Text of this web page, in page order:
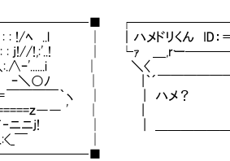
: !/ﾍ ..l │ ｜ハメドリくん ID：
j i : : : j!//!,:'..! │ └ｧ ＿,rー
'_ノ..＼:.∧ｰ'......i │ ＼〈
ｰ＼○ﾉ │ |｀´￣￣￣￣￣￣￣￣
z=＝￣￣￣￣｀ヽ │ | ハメ？
ﾐｰ=====ｚ―― ' │ |
_｀‐ニニj! │ | ＿＿＿＿＿＿＿
￣ │